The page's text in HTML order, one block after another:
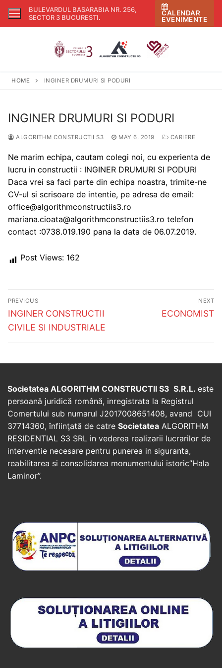
Skip
BULEVARDUL BASARABIA NR. 256,
SECTOR 3 BUCURESTI.
CALENDAR
EVENIMENTE
HOME INGINER DRUMURI SI PODURI
INGINER DRUMURI SI PODURI
ALGORITHM CONSTRUCTII S3 MAY 6, 2019 CARIERE
Ne marim echipa, cautam colegi noi, cu experienta de
lucru in constructii : INGINER DRUMURI SI PODURI
Daca vrei sa faci parte din echipa noastra, trimite-ne
CV-ul si scrisoare de intentie, pe adresa de email:
office@algorithmconstructiis3.ro
mariana.cioata@algorithmconstructiis3.ro telefon
contact :0738.019.190 pana la data de 06.07.2019.
Post Views: 162
Post
navigation
PREVIOUS
Previous
post:
INGINER CONSTRUCTII
CIVILE SI INDUSTRIALE
NEXT
Next
ECONOMIST
Societatea ALGORITHM CONSTRUCTII S3 S.R.L. este
persoană juridică română, inregistrata la Registrul
Comertului sub numarul J2017008651408, avand CUI
37714360, înfiinţată de catre Societatea ALGORITHM
RESIDENTIAL S3 SRL in vederea realizarii lucrarilor de
interventie necesare pentru punerea in siguranta,
reabilitarea si consolidarea monumentului istoric”Hala
Laminor”.